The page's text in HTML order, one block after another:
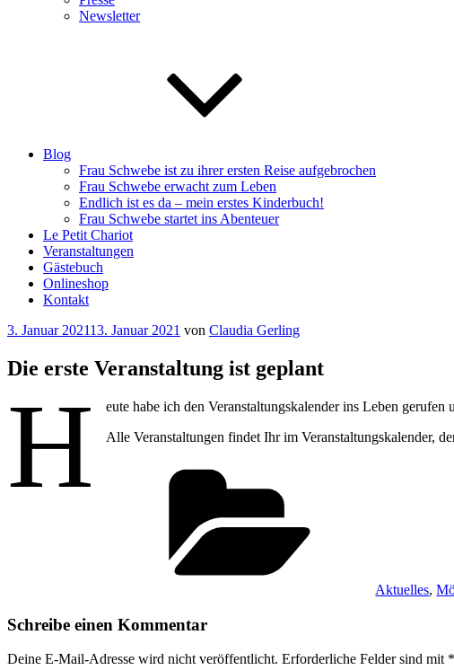
Newsletter
Blog
Frau Schwebe ist zu ihrer ersten Reise aufgebrochen
Frau Schwebe erwacht zum Leben
Endlich ist es da – mein erstes Kinderbuch!
Frau Schwebe startet ins Abenteuer
Le Petit Chariot
Veranstaltungen
Gästebuch
Onlineshop
Kontakt
Veröffentlicht
3. Januar 202113. Januar 2021 von Claudia Gerling
Die erste Veranstaltung ist geplant
H
eute habe ich den Veranstaltungskalender ins Leben
Alle Veranstaltungen findet Ihr im Veranstaltungskalender,
Aktuelles,
Schreibe einen Kommentar
Deine E-Mail-Adresse wird nicht veröffentlicht. Erforderliche Felder sind mit *